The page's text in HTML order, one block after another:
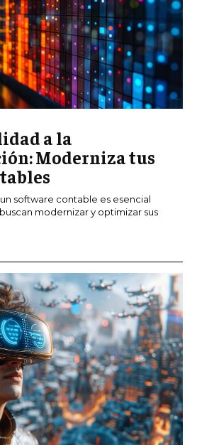
a la
Moderniza tus
software contable es esencial
modernizar y optimizar sus